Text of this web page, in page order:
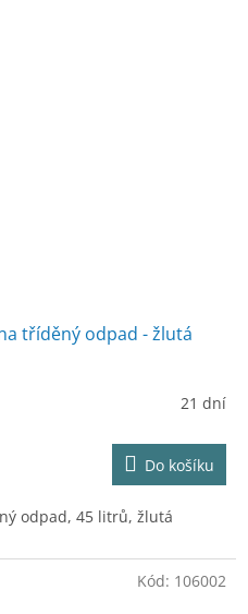
tříděný odpad - žlutá
21 dní
Do košíku
odpad, 45 litrů, žlutá
Kód: 106002